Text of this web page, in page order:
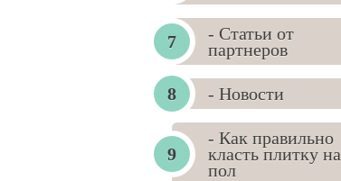
- Статьи от
партнеров
- Новости
- Как правильно
класть плитку на
пол